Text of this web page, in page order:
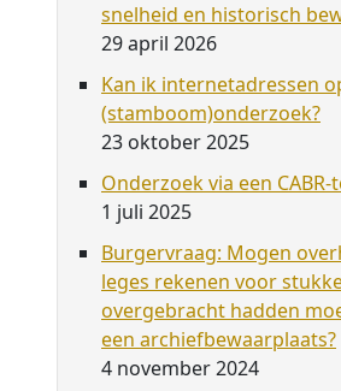
snelheid en historisch
29 april 2026
Kan ik internetadressen
(stamboom)onderzoek?
23 oktober 2025
Onderzoek via een
1 juli 2025
Burgervraag: Mogen
leges rekenen voor
overgebracht hadden
een archiefbewaarplaats?
4 november 2024